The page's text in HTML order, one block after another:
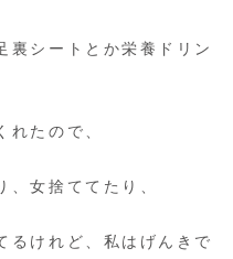
裏シートとか栄養ドリン
れたので、
、女捨ててたり、
るけれど、私はげんきで